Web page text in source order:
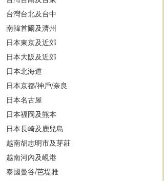
台灣台北及台中
南韓首爾及濟州
日本東京及近郊
日本大阪及近郊
日本北海道
日本京都/神戶/奈良
日本名古屋
日本福岡及熊本
日本長崎及鹿兒島
越南胡志明市及芽莊
越南河內及峴港
泰國曼谷/芭堤雅